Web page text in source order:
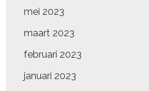
mei 2023
maart 2023
februari 2023
januari 2023